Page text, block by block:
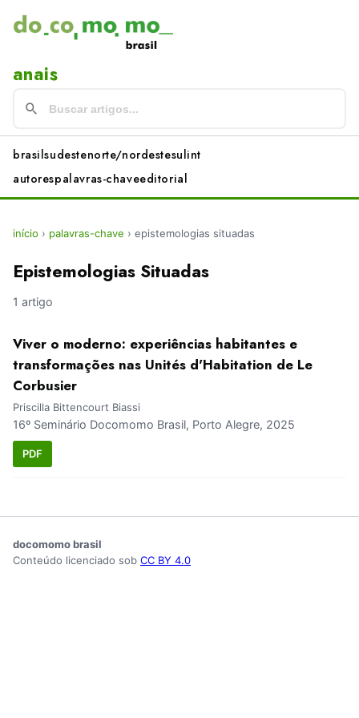
anais
brasilsudestenorte/nordestesulint
autorespalavras-chaveeditorial
início › palavras-chave › epistemologias situadas
Epistemologias Situadas
1 artigo
Viver o moderno: experiências habitantes e
transformações nas Unités d'Habitation de Le
Corbusier
Priscilla Bittencourt Biassi
16º Seminário Docomomo Brasil, Porto Alegre, 2025
PDF
docomomo brasil
Conteúdo licenciado sob CC BY 4.0